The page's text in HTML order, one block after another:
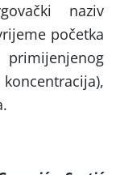
naziv
početka